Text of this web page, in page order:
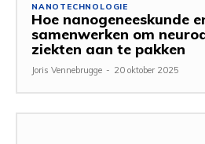
NANOTECHNOLOGIE
Hoe nanogeneeskunde
samenwerken om
ziekten aan te pakken
Joris Vennebrugge - 20 oktober 2025